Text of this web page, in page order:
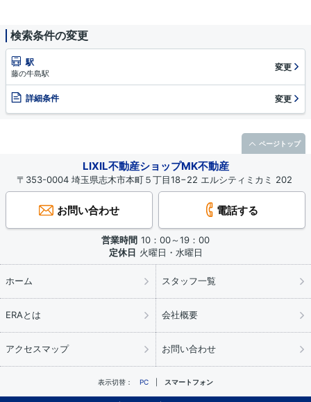
検索条件の変更
駅
藤の牛島駅
変更
詳細条件 変更
LIXIL不動産ショップMK不動産
〒353-0004 埼玉県志木市本町５丁目18−22 エルシティミカミ 202
お問い合わせ 電話する
営業時間 10：00～19：00
定休日 火曜日・水曜日
ホーム スタッフ一覧
ERAとは 会社概要
アクセスマップ お問い合わせ
表示切替： PC スマートフォン
ページトップ